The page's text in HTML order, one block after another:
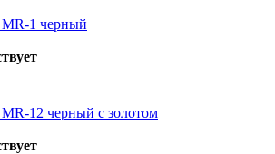
1 черный
12 черный с золотом